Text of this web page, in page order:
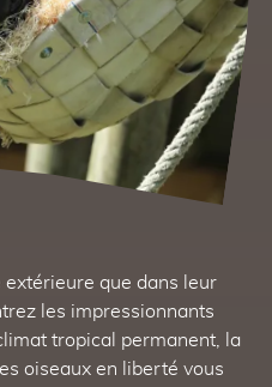
extérieure que dans leur
les impressionnants
tropical permanent, la
oiseaux en liberté vous